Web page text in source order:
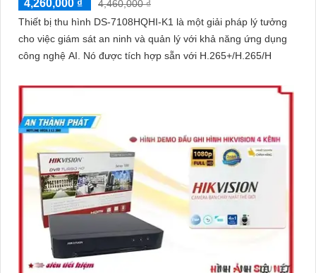
minh với giá cả phải chăng và hình ảnh chất lượng sắc nét. Hãy
đầu tư vào an ninh và yên tâm hơn với Camera Hikvision!
Hy vọng rằng bài viết giới thiệu trên sẽ giúp bạn thu hút được
4,260,000 ₫
4,460,000 ₫
Thiết bị thu hình DS-7108HQHI-K1 là một giải pháp lý tưởng
cho việc giám sát an ninh và quản lý với khả năng ứng dụng
công nghệ AI. Nó được tích hợp sẵn với H.265+/H.265/H